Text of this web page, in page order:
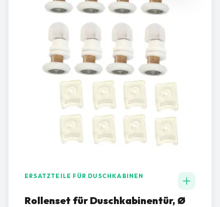
ERSATZTEILE FÜR DUSCHKABINEN
Rollenset für Duschkabinentür, Ø